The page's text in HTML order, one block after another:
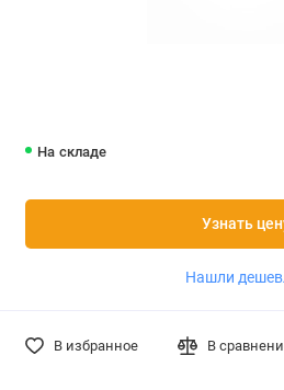
На складе
Узнать
Нашли
В избранное В